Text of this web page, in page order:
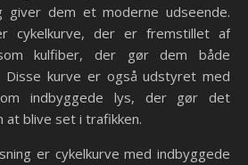
giver dem et moderne udseende.
cykelkurve, der er fremstillet af
kulfiber, der gør dem både
Disse kurve er også udstyret med
indbyggede lys, der gør det
at blive set i trafikken.
er cykelkurve med indbyggede